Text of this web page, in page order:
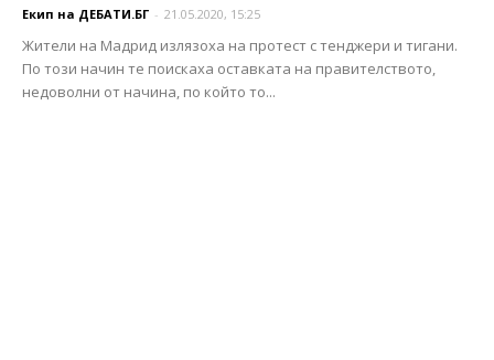
Екип на ДЕБАТИ.БГ - 21.05.2020, 15:25
Жители на Мадрид излязоха на протест с тенджери и тигани.
По този начин те поискаха оставката на правителството,
недоволни от начина, по който то...